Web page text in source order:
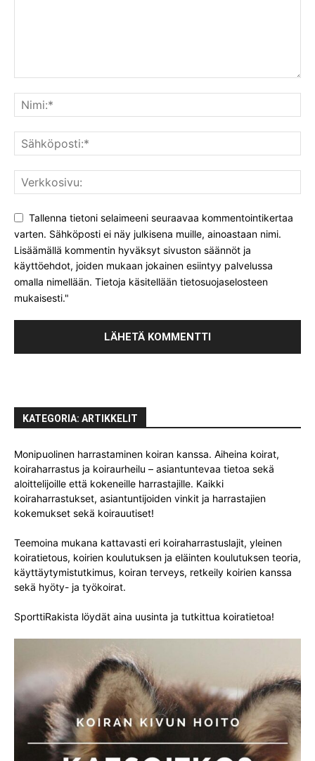
Tallenna tietoni selaimeeni seuraavaa kommentointikertaa
varten. Sähköposti ei näy julkisena muille, ainoastaan nimi.
Lisäämällä kommentin hyväksyt sivuston säännöt ja
käyttöehdot, joiden mukaan jokainen esiintyy palvelussa
omalla nimellään. Tietoja käsitellään tietosuojaselosteen
mukaisesti."
KATEGORIA: ARTIKKELIT
Monipuolinen harrastaminen koiran kanssa. Aiheina koirat,
koiraharrastus ja koiraurheilu – asiantuntevaa tietoa sekä
aloittelijoille että kokeneille harrastajille. Kaikki
koiraharrastukset, asiantuntijoiden vinkit ja harrastajien
kokemukset sekä koirauutiset!
Teemoina mukana kattavasti eri koiraharrastuslajit, yleinen
koiratietous, koirien koulutuksen ja eläinten koulutuksen teoria,
käyttäytymistutkimus, koiran terveys, retkeily koirien kanssa
sekä hyöty- ja työkoirat.
SporttiRakista löydät aina uusinta ja tutkittua koiratietoa!